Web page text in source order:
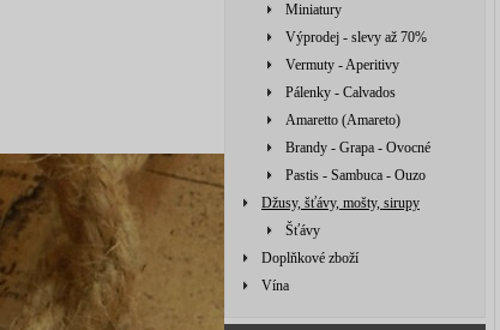
Miniatury
Výprodej - slevy až 70%
Vermuty - Aperitivy
Pálenky - Calvados
Amaretto (Amareto)
Brandy - Grapa - Ovocné
Pastis - Sambuca - Ouzo
Džusy, šťávy, mošty, sirupy
Šťávy
Doplňkové zboží
Vína